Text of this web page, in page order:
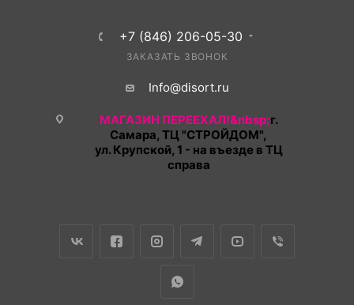
+7 (846) 206-05-30
ЗАКАЗАТЬ ЗВОНОК
Info@disort.ru
МАГАЗИН ПЕРЕЕХАЛ!&nbsp;г.
Самара, ТЦ "СТРОЙДОМ",
ул. Крупской, 1 - на въезде в ТЦ
справа